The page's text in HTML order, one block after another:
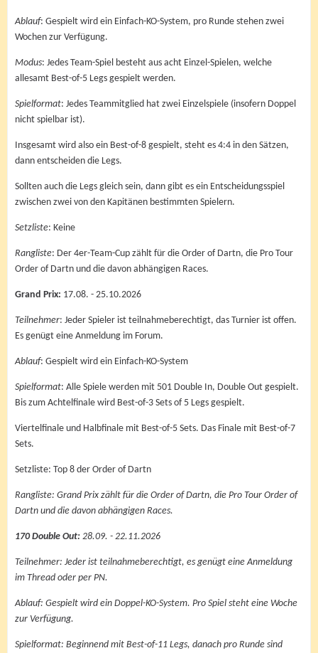
Ablauf: Gespielt wird ein Einfach-KO-System, pro Runde stehen zwei
Wochen zur Verfügung.
Modus: Jedes Team-Spiel besteht aus acht Einzel-Spielen, welche
allesamt Best-of-5 Legs gespielt werden.
Spielformat: Jedes Teammitglied hat zwei Einzelspiele (insofern Doppel
nicht spielbar ist).
Insgesamt wird also ein Best-of-8 gespielt, steht es 4:4 in den Sätzen,
dann entscheiden die Legs.
Sollten auch die Legs gleich sein, dann gibt es ein Entscheidungsspiel
zwischen zwei von den Kapitänen bestimmten Spielern.
Setzliste: Keine
Rangliste: Der 4er-Team-Cup zählt für die Order of Dartn, die Pro Tour
Order of Dartn und die davon abhängigen Races.
Grand Prix: 17.08. - 25.10.2026
Teilnehmer: Jeder Spieler ist teilnahmeberechtigt, das Turnier ist offen.
Es genügt eine Anmeldung im Forum.
Ablauf: Gespielt wird ein Einfach-KO-System
Spielformat: Alle Spiele werden mit 501 Double In, Double Out gespielt.
Bis zum Achtelfinale wird Best-of-3 Sets of 5 Legs gespielt.
Viertelfinale und Halbfinale mit Best-of-5 Sets. Das Finale mit Best-of-7
Sets.
Setzliste: Top 8 der Order of Dartn
Rangliste: Grand Prix zählt für die Order of Dartn, die Pro Tour Order of
Dartn und die davon abhängigen Races.
170 Double Out: 28.09. - 22.11.2026
Teilnehmer: Jeder ist teilnahmeberechtigt, es genügt eine Anmeldung
im Thread oder per PN.
Ablauf: Gespielt wird ein Doppel-KO-System. Pro Spiel steht eine Woche
zur Verfügung.
Spielformat: Beginnend mit Best-of-11 Legs, danach pro Runde sind